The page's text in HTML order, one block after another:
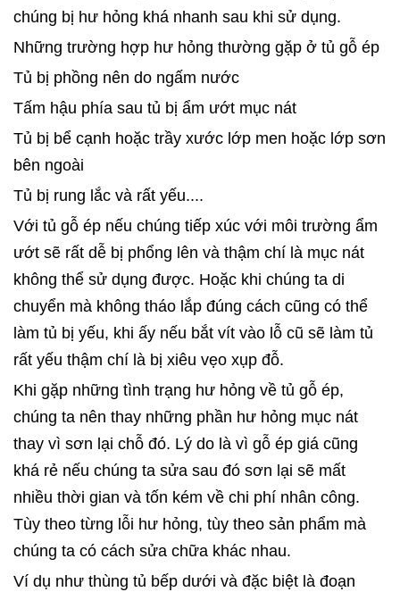
chúng bị hư hỏng khá nhanh sau khi sử dụng.
Những trường hợp hư hỏng thường gặp ở tủ gỗ ép
Tủ bị phồng nên do ngấm nước
Tấm hậu phía sau tủ bị ẩm ướt mục nát
Tủ bị bể cạnh hoặc trầy xước lớp men hoặc lớp sơn
bên ngoài
Tủ bị rung lắc và rất yếu....
Với tủ gỗ ép nếu chúng tiếp xúc với môi trường ẩm
ướt sẽ rất dễ bị phổng lên và thậm chí là mục nát
không thể sử dụng được. Hoặc khi chúng ta di
chuyển mà không tháo lắp đúng cách cũng có thể
làm tủ bị yếu, khi ấy nếu bắt vít vào lỗ cũ sẽ làm tủ
rất yếu thậm chí là bị xiêu vẹo xụp đỗ.
Khi gặp những tình trạng hư hỏng về tủ gỗ ép,
chúng ta nên thay những phần hư hỏng mục nát
thay vì sơn lại chỗ đó. Lý do là vì gỗ ép giá cũng
khá rẻ nếu chúng ta sửa sau đó sơn lại sẽ mất
nhiều thời gian và tốn kém về chi phí nhân công.
Tùy theo từng lỗi hư hỏng, tùy theo sản phẩm mà
chúng ta có cách sửa chữa khác nhau.
Ví dụ như thùng tủ bếp dưới và đặc biệt là đoạn